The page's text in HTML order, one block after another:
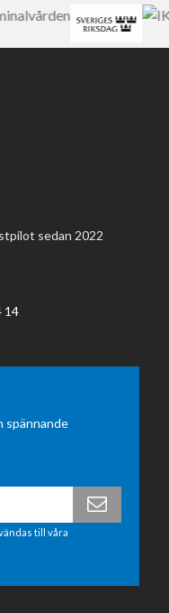
sedan 2022
14
spännande
till våra